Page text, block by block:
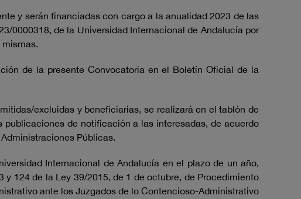
y serán financiadas con cargo a la anualidad 2023 de las
0000318, de la Universidad Internacional de Andalucía por
de la presente Convocatoria en el Boletín Oficial de la
excluidas y beneficiarias, se realizará en el tablón de
publicaciones de notificación a las interesadas, de acuerdo
Públicas.
Internacional de Andalucía en el plazo de un año,
124 de la Ley 39/2015, de 1 de octubre, de Procedimiento
ante los Juzgados de lo Contencioso-Administrativo